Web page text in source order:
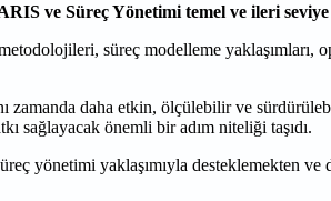
ve Süreç Yönetimi temel ve ileri seviye
süreç modelleme
zamanda daha etkin, ölçülebilir ve
sağlayacak önemli bir adım niteliği taşıdı.
yönetimi yaklaşımıyla desteklemekten